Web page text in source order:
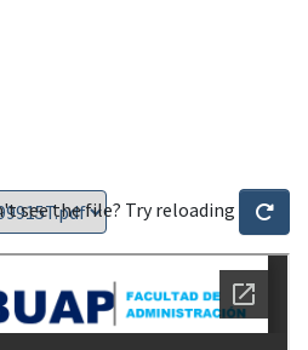
see the file? Try reloading